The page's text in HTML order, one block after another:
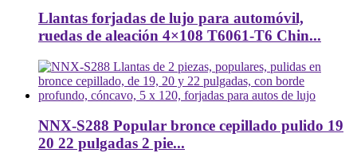
Llantas forjadas de lujo para automóvil,
ruedas de aleación 4×108 T6061-T6 Chin...
NNX-S288 Popular bronce cepillado pulido 19
20 22 pulgadas 2 pie...